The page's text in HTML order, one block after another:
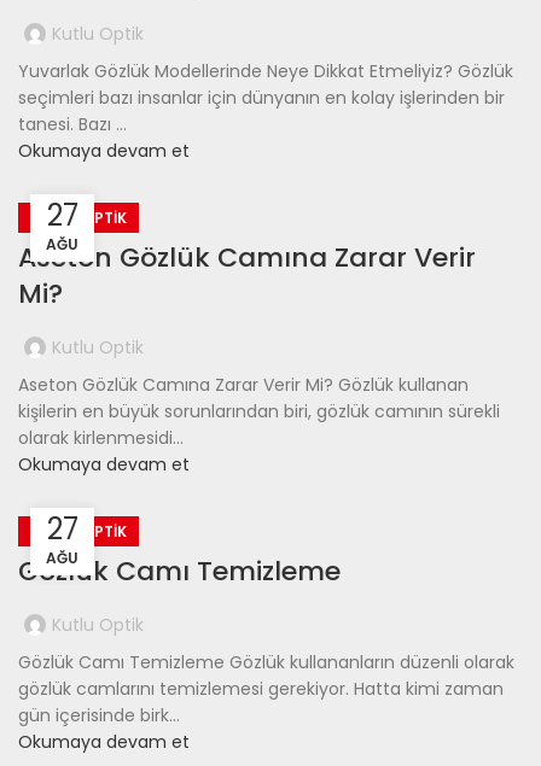
Kutlu Optik
Yuvarlak Gözlük Modellerinde Neye Dikkat Etmeliyiz? Gözlük
seçimleri bazı insanlar için dünyanın en kolay işlerinden bir
tanesi. Bazı ...
Okumaya devam et
27
AĞU
KUTLU OPTIK
Aseton Gözlük Camına Zarar Verir
Mi?
Kutlu Optik
Aseton Gözlük Camına Zarar Verir Mi? Gözlük kullanan
kişilerin en büyük sorunlarından biri, gözlük camının sürekli
olarak kirlenmesidi...
Okumaya devam et
27
AĞU
KUTLU OPTIK
Gözlük Camı Temizleme
Kutlu Optik
Gözlük Camı Temizleme Gözlük kullananların düzenli olarak
gözlük camlarını temizlemesi gerekiyor. Hatta kimi zaman
gün içerisinde birk...
Okumaya devam et